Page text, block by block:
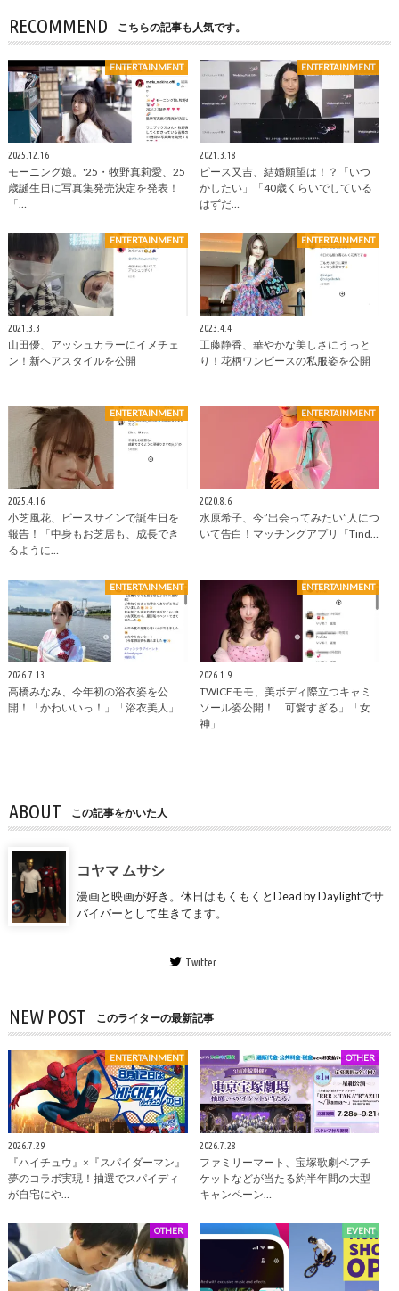
RECOMMEND こちらの記事も人気です。
ENTERTAINMENT
2025.12.16
モーニング娘。'25・牧野真莉愛、25
歳誕生日に写真集発売決定を発表！
「…
ENTERTAINMENT
2021.3.18
ピース又吉、結婚願望は！？「いつ
かしたい」「40歳くらいでしている
はずだ…
ENTERTAINMENT
2021.3.3
山田優、アッシュカラーにイメチェ
ン！新ヘアスタイルを公開
ENTERTAINMENT
2023.4.4
工藤静香、華やかな美しさにうっと
り！花柄ワンピースの私服姿を公開
ENTERTAINMENT
2025.4.16
小芝風花、ピースサインで誕生日を
報告！「中身もお芝居も、成長でき
るように…
ENTERTAINMENT
2020.8.6
水原希子、今”出会ってみたい”人につ
いて告白！マッチングアプリ「Tind…
ENTERTAINMENT
2026.7.13
高橋みなみ、今年初の浴衣姿を公
開！「かわいいっ！」「浴衣美人」
ENTERTAINMENT
2026.1.9
TWICEモモ、美ボディ際立つキャミ
ソール姿公開！「可愛すぎる」「女
神」
ABOUT この記事をかいた人
コヤマ ムサシ
漫画と映画が好き。休日はもくもくとDead by Daylightでサ
バイバーとして生きてます。
Twitter
NEW POST このライターの最新記事
ENTERTAINMENT
2026.7.29
『ハイチュウ』×『スパイダーマン』
夢のコラボ実現！抽選でスパイディ
が自宅にや…
OTHER
2026.7.28
ファミリーマート、宝塚歌劇ペアチ
ケットなどが当たる約半年間の大型
キャンペーン…
OTHER EVENT